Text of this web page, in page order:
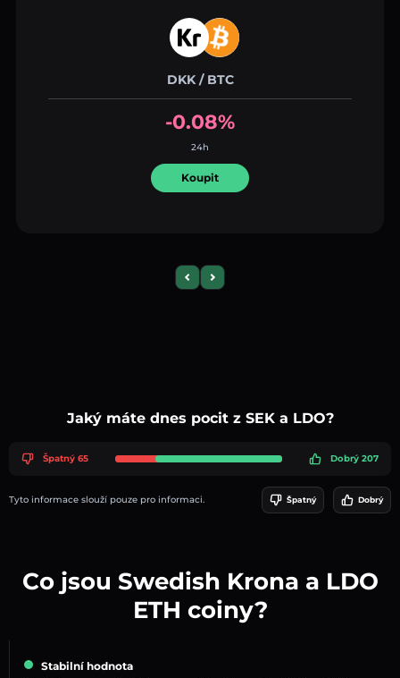
DKK / BTC
-0.08%
24h
Koupit
Previous slide
Next slide
Jaký máte dnes pocit z SEK a LDO?
Špatný 65 Dobrý 207
Tyto informace slouží pouze pro informaci. Špatný Dobrý
Co jsou Swedish Krona a LDO
ETH coiny?
Stabilní hodnota